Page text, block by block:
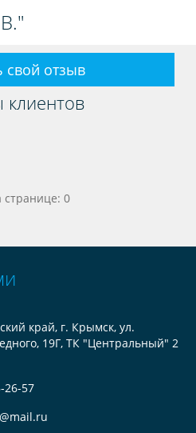
свой отзыв
странице: 0
край, г. Крымск, ул.
19Г, ТК "Центральный" 2
26-57